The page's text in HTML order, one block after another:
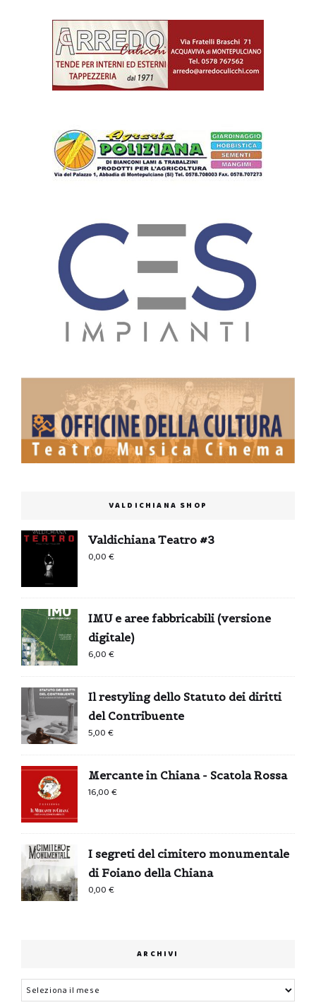
VALDICHIANA SHOP
Valdichiana Teatro #3
0,00€
IMU e aree fabbricabili (versione
digitale)
6,00€
Il restyling dello Statuto dei diritti
del Contribuente
5,00€
Mercante in Chiana - Scatola Rossa
16,00€
I segreti del cimitero monumentale
di Foiano della Chiana
0,00€
ARCHIVI
Archivi